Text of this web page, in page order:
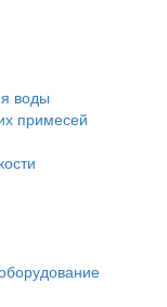
воды
примесей